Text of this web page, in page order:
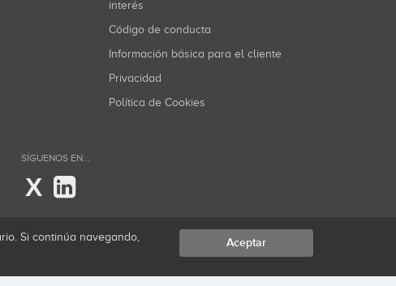
interés
Código de conducta
Información básica para el cliente
Privacidad
Política de Cookies
SÍGUENOS EN...
X
Si continúa navegando,
Aceptar